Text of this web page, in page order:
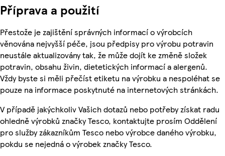
Příprava a použití
Přestože je zajištění správných informací o výrobcích
věnována nejvyšší péče, jsou předpisy pro výrobu potravin
neustále aktualizovány tak, že může dojít ke změně složek
potravin, obsahu živin, dietetických informací a alergenů.
Vždy byste si měli přečíst etiketu na výrobku a nespoléhat se
pouze na informace poskytnuté na internetových stránkách.
V případě jakýchkoliv Vašich dotazů nebo potřeby získat radu
ohledně výrobků značky Tesco, kontaktujte prosím Oddělení
pro služby zákazníkům Tesco nebo výrobce daného výrobku,
pokdu se nejedná o výrobek značky Tesco.